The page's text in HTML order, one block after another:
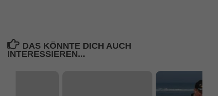
DAS KÖNNTE DICH AUCH
INTERESSIEREN...